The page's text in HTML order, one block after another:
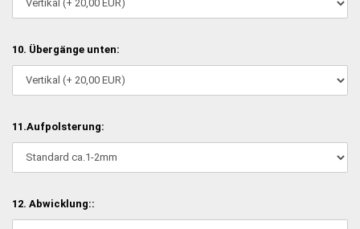
10. Übergänge unten:
11.Aufpolsterung:
12. Abwicklung::